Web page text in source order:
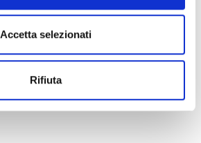
Accetta selezionati
Rifiuta
Sissa (via Cavanna, 4), Varsi (via alla
3), Berceto (via mons. Lucchi, 37),
(l.go Affò, 6/8), Zibello (via Boni, 19) e
Capoponte (str. Massese, 6)!
LEGGI TUTTO